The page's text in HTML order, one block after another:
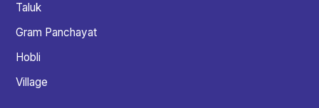
Taluk
Gram Panchayat
Hobli
Village